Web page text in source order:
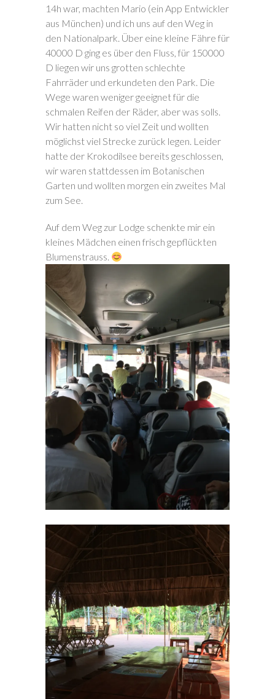
14h war, machten Mario (ein App Entwickler
aus München) und ich uns auf den Weg in
den Nationalpark. Über eine kleine Fähre für
40000 D ging es über den Fluss, für 150000
D liegen wir uns grotten schlechte
Fahrräder und erkundeten den Park. Die
Wege waren weniger geeignet für die
schmalen Reifen der Räder, aber was solls.
Wir hatten nicht so viel Zeit und wollten
möglichst viel Strecke zurück legen. Leider
hatte der Krokodilsee bereits geschlossen,
wir waren stattdessen im Botanischen
Garten und wollten morgen ein zweites Mal
zum See.
Auf dem Weg zur Lodge schenkte mir ein
kleines Mädchen einen frisch gepflückten
Blumenstrauss.